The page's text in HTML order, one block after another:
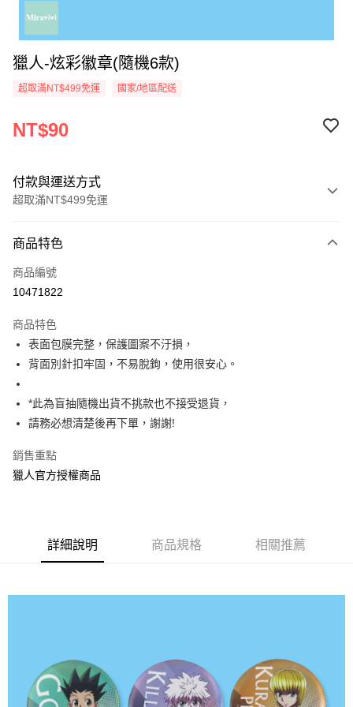
獵人-炫彩徽章(隨機6款)
超取滿NT$499免運 國家/地區配送
NT$90
付款與運送方式
超取滿NT$499免運
信用卡一次付款
超商取貨付款
Apple Pay
街口支付
悠遊付
AFTEE先享後付
相關說明
AFTEE先享後付是「在收到商品之後才付款」的支付方式。 讓您購物簡單
３．安心：先確認商品／服務後，再付款。
【「AFTEE先享後付」結帳流程】
結帳頁面，進行簡訊認證並確認金額後，即可完成結帳。
購買商品的店家。未經商家同意取消之訂單仍視為有效，需透過AFTEE先享
後付繳納相關費用。
※ 交易是否成功請以「AFTEE先享後付 」之結帳頁面顯示為準，若有關於
ATM付款
全家付款取貨
每筆NT$60，滿NT$499(含以上)免運費
每筆NT$60，滿NT$499(含以上)免運費
付款後7-11取貨
商品特色
商品編號
10471822
商品特色
表面包膜完整，保護圖案不汙損，
背面別針扣牢固，不易脫鉤，使用很安心。
*此為盲抽隨機出貨不挑款也不接受退貨，
請務必想清楚後再下單，謝謝!
銷售重點
獵人官方授權商品
詳細說明 商品規格 相關推薦